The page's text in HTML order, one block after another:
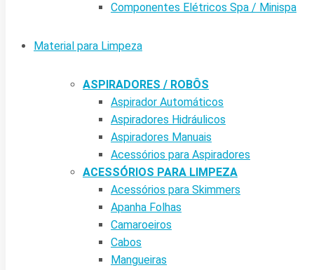
Componentes Elétricos Spa / Minispa
Material para Limpeza
ASPIRADORES / ROBÔS
Aspirador Automáticos
Aspiradores Hidráulicos
Aspiradores Manuais
Acessórios para Aspiradores
ACESSÓRIOS PARA LIMPEZA
Acessórios para Skimmers
Apanha Folhas
Camaroeiros
Cabos
Mangueiras